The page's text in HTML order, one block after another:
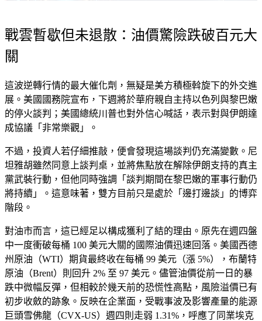
戰雲暫歇但未退散：油價驚險跌破百元大
關
這波逆轉行情的最大催化劑，無疑是美方積極斡旋下的外交進
展。美國國務院宣布，下週將於華府親自主持以色列與黎巴嫩
的停火談判；美國總統川普也對外信心喊話，表示對與伊朗達
成協議「非常樂觀」。
不過，投資人若仔細推敲，便會發現這場談判仍充滿變數。尼
坦雅胡雖然同意上談判桌，並將焦點放在解除伊朗支持的真主
黨武裝行動，但他同時強調「談判期間在黎巴嫩的軍事行動仍
將持續」。這意味著，雙方目前只是處於「邊打邊談」的博弈
階段。
對油市而言，這已經足以構成獲利了結的理由。原先在週四盤
中一度衝破每桶 100 美元大關的國際油價迅速回落。美國西德
州原油（WTI）期貨最終收在每桶 99 美元（漲 5%），布蘭特
原油（Brent）則回升 2% 至 97 美元。儘管油價從前一日的暴
跌中微幅反彈，但相較於幾天前的恐慌性高點，風險溢價已有
初步收斂的跡象。反映在企業面，受戰事波及影響產量的能源
巨頭雪佛龍（CVX-US）週四則走弱 1.31%，呼應了同業埃克